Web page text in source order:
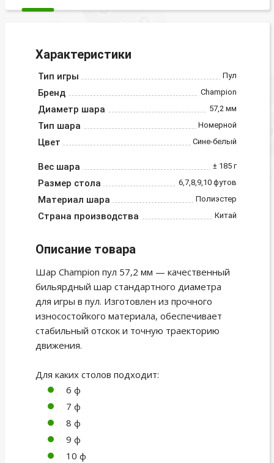
Характеристики
Тип игры Пул
Бренд Champion
Диаметр шара 57,2 мм
Тип шара Номерной
Цвет Сине-белый
Вес шара ± 185 г
Размер стола 6,7,8,9,10 футов
Материал шара Полиэстер
Страна производства Китай
Описание товара
Шар Champion пул 57,2 мм — качественный
бильярдный шар стандартного диаметра
для игры в пул. Изготовлен из прочного
износостойкого материала, обеспечивает
стабильный отскок и точную траекторию
движения.
Для каких столов подходит:
6 ф
7 ф
8 ф
9 ф
10 ф